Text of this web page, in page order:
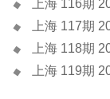
上海 116期
上海 117期
上海 118期
上海 119期